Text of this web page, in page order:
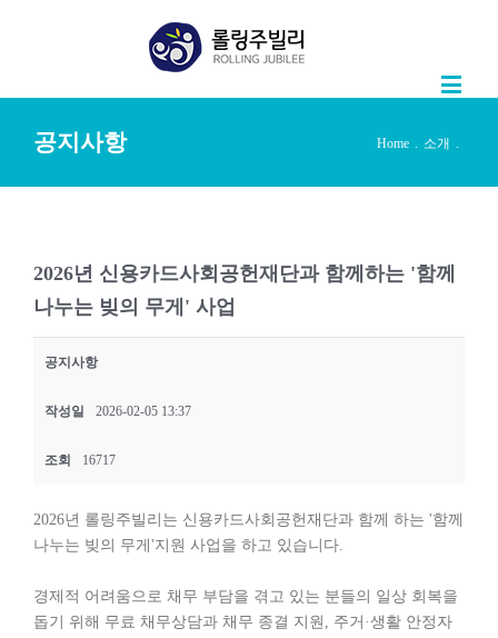
공지사항 Home 소개
2026년 신용카드사회공헌재단과 함께하는 '함께
나누는 빚의 무게' 사업
공지사항
작성일 2026-02-05 13:37
조회 16717
2026년 롤링주빌리는 신용카드사회공헌재단과 함께 하는 '함께
나누는 빚의 무게'지원 사업을 하고 있습니다.
경제적 어려움으로 채무 부담을 겪고 있는 분들의 일상 회복을
돕기 위해 무료 채무상담과 채무 종결 지원, 주거·생활 안정자